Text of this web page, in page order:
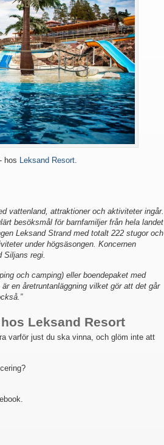
hos Leksand Resort.
vattenland, attraktioner och aktiviteter ingår.
besöksmål för barnfamiljer från hela landet
Leksand Strand med totalt 222 stugor och
under högsäsongen. Koncernen
Siljans regi.
och camping) eller boendepaket med
är en åretruntanläggning vilket gör att det går
Leksand Resort
varför just du ska vinna, och glöm inte att